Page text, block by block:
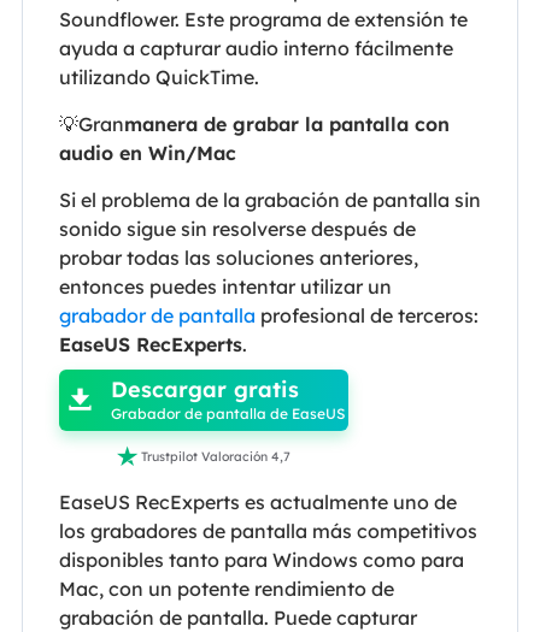
Soundflower. Este programa de extensión te
ayuda a capturar audio interno fácilmente
utilizando QuickTime.
💡Granmanera de grabar la pantalla con
audio en Win/Mac
Si el problema de la grabación de pantalla sin
sonido sigue sin resolverse después de
probar todas las soluciones anteriores,
entonces puedes intentar utilizar un
grabador de pantalla profesional de terceros:
EaseUS RecExperts.

 Descargar gratis
Grabador de pantalla de EaseUS
 Trustpilot Valoración 4,7
EaseUS RecExperts es actualmente uno de
los grabadores de pantalla más competitivos
disponibles tanto para Windows como para
Mac, con un potente rendimiento de
grabación de pantalla. Puede capturar